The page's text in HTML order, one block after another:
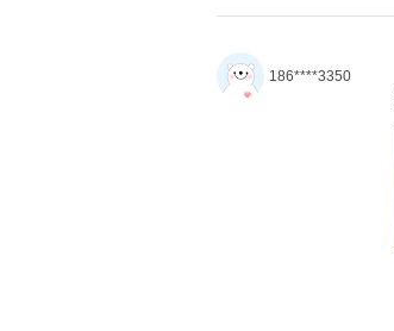
186****3350